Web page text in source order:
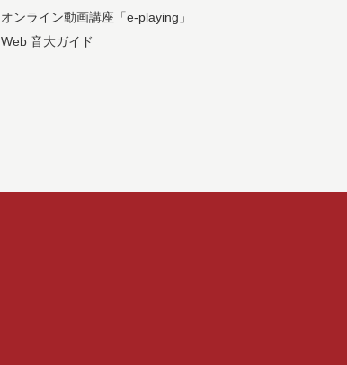
オンライン動画講座「e-playing」
Web 音大ガイド